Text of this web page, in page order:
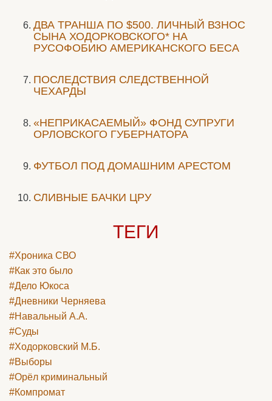
ДВА ТРАНША ПО $500. ЛИЧНЫЙ ВЗНОС
СЫНА ХОДОРКОВСКОГО* НА
РУСОФОБИЮ АМЕРИКАНСКОГО БЕСА
ПОСЛЕДСТВИЯ СЛЕДСТВЕННОЙ
ЧЕХАРДЫ
«НЕПРИКАСАЕМЫЙ» ФОНД СУПРУГИ
ОРЛОВСКОГО ГУБЕРНАТОРА
ФУТБОЛ ПОД ДОМАШНИМ АРЕСТОМ
СЛИВНЫЕ БАЧКИ ЦРУ
ТЕГИ
#Хроника СВО
#Как это было
#Дело Юкоса
#Дневники Черняева
#Навальный А.А.
#Суды
#Ходорковский М.Б.
#Выборы
#Орёл криминальный
#Компромат